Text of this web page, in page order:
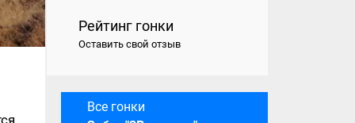
Рейтинг гонки
Оставить свой отзыв
Все гонки